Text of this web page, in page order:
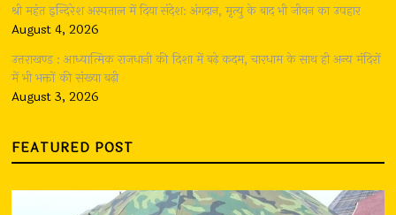
श्री महंत इन्दिरेश अस्पताल में दिया संदेश: अंगदान, मृत्यु के बाद भी जीवन का उपहार
August 4, 2026
उत्तराखण्ड : आध्यात्मिक राजधानी की दिशा में बढ़े कदम, चारधाम के साथ ही अन्य मंदिरों
में भी भक्तों की संख्या बढ़ी
August 3, 2026
FEATURED POST